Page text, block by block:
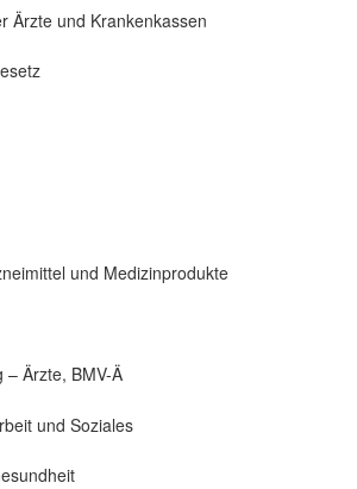
Ärzte und Krankenkassen
und Medizinprodukte
– Ärzte, BMV-Ä
und Soziales